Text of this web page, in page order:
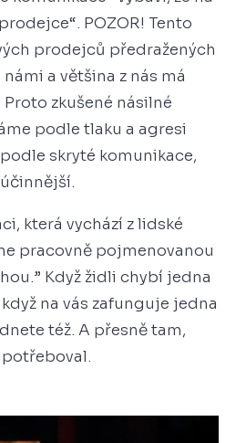
POZOR! Tento
prodejců předražených
a většina z nás má
zkušené násilné
podle tlaku a agresi
skryté komunikace,
která vychází z lidské
pracovně pojmenovanou
Když židli chybí jedna
na vás zafunguje jedna
též. A přesně tam,